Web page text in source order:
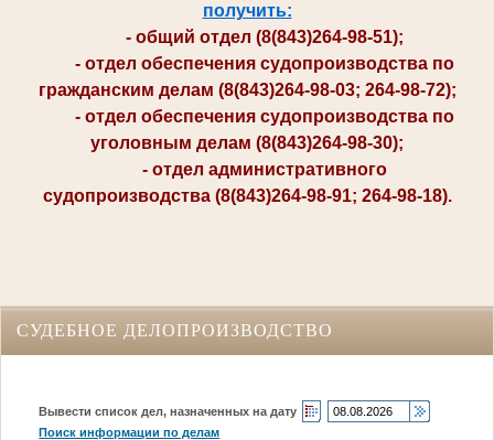
получить:
- общий отдел (8(843)264-98-51);
- отдел обеспечения судопроизводства по
гражданским делам (8(843)264-98-03; 264-98-72);
- отдел обеспечения судопроизводства по
уголовным делам (8(843)264-98-30);
- отдел административного
судопроизводства (8(843)264-98-91; 264-98-18).
СУДЕБНОЕ ДЕЛОПРОИЗВОДСТВО
Вывести список дел, назначенных на дату
Поиск информации по делам